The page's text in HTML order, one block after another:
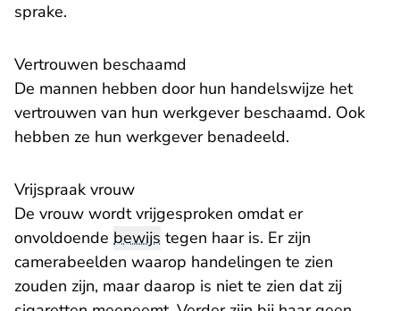
sprake.
Vertrouwen beschaamd
De mannen hebben door hun handelswijze het
vertrouwen van hun werkgever beschaamd. Ook
hebben ze hun werkgever benadeeld.
Vrijspraak vrouw
De vrouw wordt vrijgesproken omdat er
onvoldoende bewijs tegen haar is. Er zijn
camerabeelden waarop handelingen te zien
zouden zijn, maar daarop is niet te zien dat zij